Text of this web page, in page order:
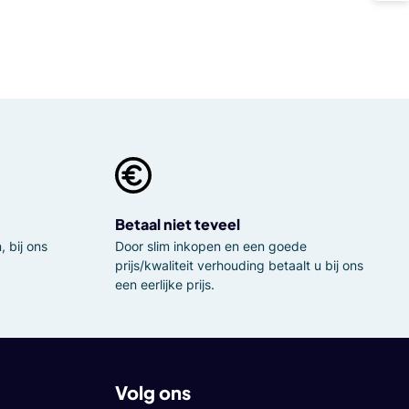
bij ons
Betaal niet teveel
Door slim inkopen en een goede
prijs/kwaliteit verhouding betaalt u bij ons
een eerlijke prijs.
Volg ons